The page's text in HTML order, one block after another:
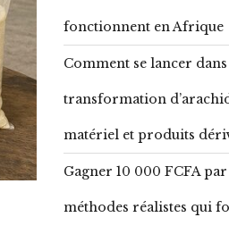
fonctionnent en Afrique
Comment se lancer
transformation
matériel et produits
Gagner 10 000 FCFA
méthodes réalistes qui